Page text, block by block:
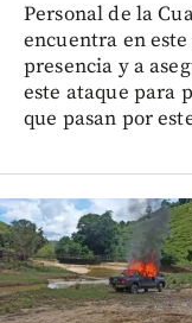
Personal de la
encuentra en
presencia y a
este ataque para
que pasan por